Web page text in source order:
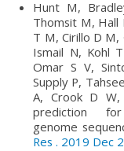
Hunt M,
Thomsit M, Hall
T M, Cirillo D M,
Ismail N, Kohl
Omar S V,
Supply P,
A, Crook D W,
prediction
genome
Res . 2019 Dec